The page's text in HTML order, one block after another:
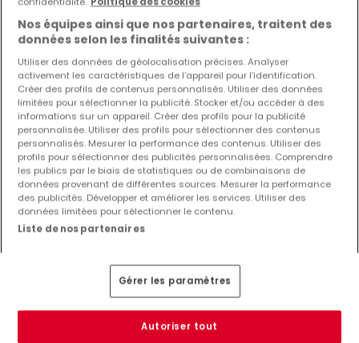
Maison individuelle 4 chambresà louer àJunglinster
3 700 €
140 m² 4 1 2
Nos équipes ainsi que nos partenaires, traitent des
données selon les finalités suivantes :
Utiliser des données de géolocalisation précises. Analyser
activement les caractéristiques de l’appareil pour l’identification.
Créer des profils de contenus personnalisés. Utiliser des données
limitées pour sélectionner la publicité. Stocker et/ou accéder à des
informations sur un appareil. Créer des profils pour la publicité
personnalisée. Utiliser des profils pour sélectionner des contenus
personnalisés. Mesurer la performance des contenus. Utiliser des
profils pour sélectionner des publicités personnalisées. Comprendre
les publics par le biais de statistiques ou de combinaisons de
données provenant de différentes sources. Mesurer la performance
des publicités. Développer et améliorer les services. Utiliser des
données limitées pour sélectionner le contenu.
Liste de nos partenaires
Gérer les paramètres
Autoriser tout